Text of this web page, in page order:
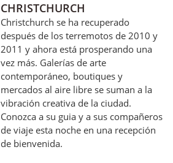
CHRISTCHURCH
Christchurch se ha recuperado
después de los terremotos de 2010 y
2011 y ahora está prosperando una
vez más. Galerías de arte
contemporáneo, boutiques y
mercados al aire libre se suman a la
vibración creativa de la ciudad.
Conozca a su guia y a sus compañeros
de viaje esta noche en una recepción
de bienvenida.